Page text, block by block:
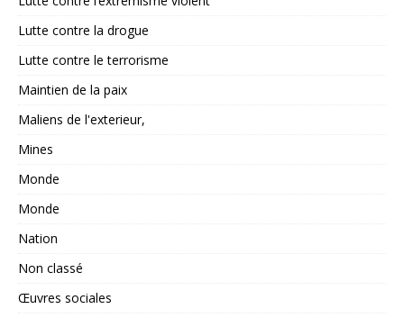
Lutte contre la drogue
Lutte contre le terrorisme
Maintien de la paix
Maliens de l'exterieur,
Mines
Monde
Monde
Nation
Non classé
Œuvres sociales